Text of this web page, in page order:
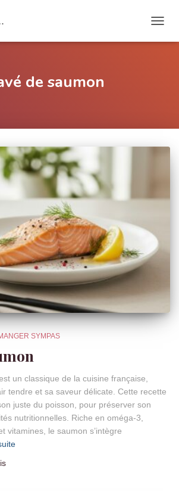
de saumon
SYMPAS
un classique de la cuisine française,
tendre et sa saveur délicate. Cette recette
juste du poisson, pour préserver son
nutritionnelles. Riche en oméga-3,
vitamines, le saumon s’intègre